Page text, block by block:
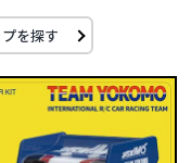
を探す